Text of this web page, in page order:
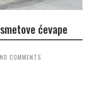
ćevape
NO COMMENTS